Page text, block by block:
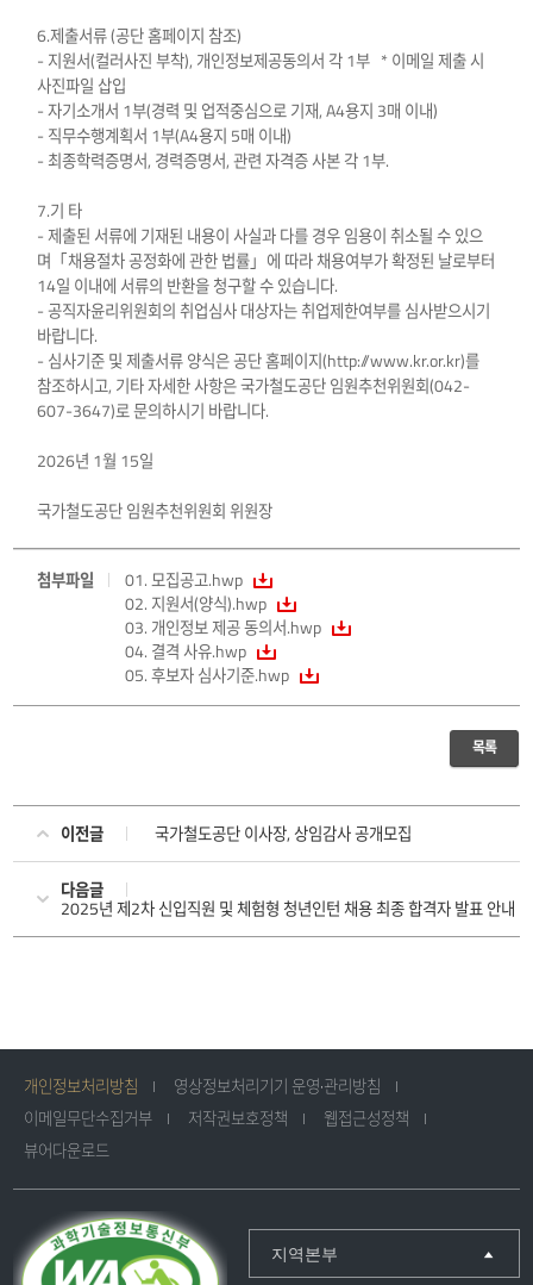
6.제출서류 (공단 홈페이지 참조)
- 지원서(컬러사진 부착), 개인정보제공동의서 각 1부 * 이메일 제출 시
사진파일 삽입
- 자기소개서 1부(경력 및 업적중심으로 기재, A4용지 3매 이내)
- 직무수행계획서 1부(A4용지 5매 이내)
- 최종학력증명서, 경력증명서, 관련 자격증 사본 각 1부.
7.기 타
- 제출된 서류에 기재된 내용이 사실과 다를 경우 임용이 취소될 수 있으
며「채용절차 공정화에 관한 법률」에 따라 채용여부가 확정된 날로부터
14일 이내에 서류의 반환을 청구할 수 있습니다.
- 공직자윤리위원회의 취업심사 대상자는 취업제한여부를 심사받으시기
바랍니다.
- 심사기준 및 제출서류 양식은 공단 홈페이지(http://www.kr.or.kr)를
참조하시고, 기타 자세한 사항은 국가철도공단 임원추천위원회(042-
607-3647)로 문의하시기 바랍니다.
2026년 1월 15일
국가철도공단 임원추천위원회 위원장
첨부파일
01. 모집공고.hwp
02. 지원서(양식).hwp
03. 개인정보 제공 동의서.hwp
04. 결격 사유.hwp
05. 후보자 심사기준.hwp
목록
이전글 국가철도공단 이사장, 상임감사 공개모집
다음글
2025년 제2차 신입직원 및 체험형 청년인턴 채용 최종 합격자 발표 안내
개인정보처리방침
영상정보처리기기 운영·관리방침
이메일무단수집거부
저작권보호정책
웹접근성정책
뷰어다운로드
지역본부